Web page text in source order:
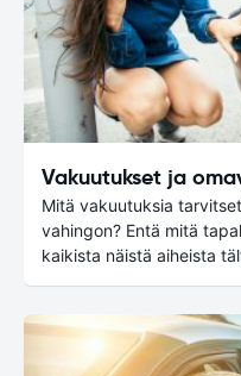
Vakuutukset ja
Mitä vakuutuksia
vahingon? Entä mitä
kaikista näistä aiheista